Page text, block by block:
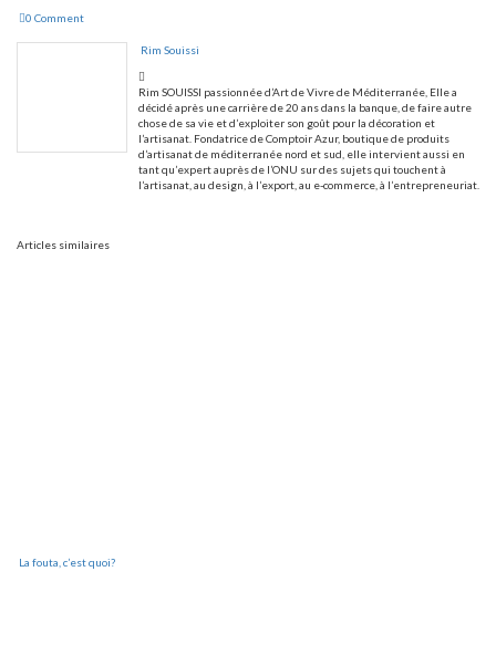
0 Comment
Rim Souissi
Rim SOUISSI passionnée d’Art de Vivre de Méditerranée, Elle a
décidé après une carrière de 20 ans dans la banque, de faire autre
chose de sa vie et d’exploiter son goût pour la décoration et
l’artisanat. Fondatrice de Comptoir Azur, boutique de produits
d’artisanat de méditerranée nord et sud, elle intervient aussi en
tant qu’expert auprès de l’ONU sur des sujets qui touchent à
l’artisanat, au design, à l’export, au e-commerce, à l’entrepreneuriat.
Articles similaires
La fouta, c’est quoi?